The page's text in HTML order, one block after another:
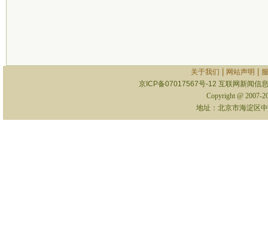
关于我们 网站声明
京ICP备07017567号-12 互联网新闻信
Copyright @ 2007-
地址：北京市海淀区